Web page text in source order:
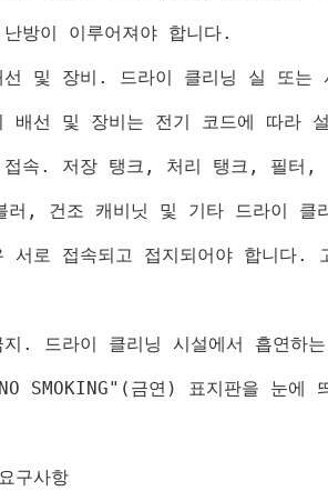
방이 이루어져야 합니다.
선 및 장비 . 드라이 클리닝 실 또는
배선 및 장비는 전기 코드에 따라
속 . 저장 탱크 , 처리 탱크 , 필터 ,
러 , 건조 캐비닛 및 기타 드라이 클
서로 접속되고 접지되어야 합니다.
. 드라이 클리닝 시설에서 흡연하
SMOKING"( 금연 ) 표지판을 눈에
구사항